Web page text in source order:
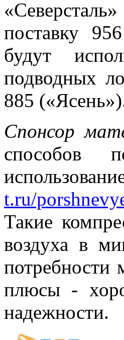
поставку
будут
подводных
885
Спонсор
способов
t.ru/
Такие
воздуха в
потребности
плюсы -
надежности.